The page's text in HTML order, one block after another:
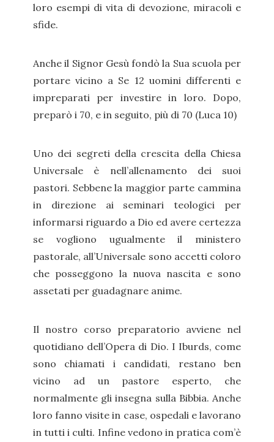
loro esempi di vita di devozione, miracoli e
sfide.
Anche il Signor Gesù fondò la Sua scuola per
portare vicino a Se 12 uomini differenti e
impreparati per investire in loro. Dopo,
preparò i 70, e in seguito, più di 70 (Luca 10)
Uno dei segreti della crescita della Chiesa
Universale è nell’allenamento dei suoi
pastori. Sebbene la maggior parte cammina
in direzione ai seminari teologici per
informarsi riguardo a Dio ed avere certezza
se vogliono ugualmente il ministero
pastorale, all’Universale sono accetti coloro
che posseggono la nuova nascita e sono
assetati per guadagnare anime.
Il nostro corso preparatorio avviene nel
quotidiano dell’Opera di Dio. I Iburds, come
sono chiamati i candidati, restano ben
vicino ad un pastore esperto, che
normalmente gli insegna sulla Bibbia. Anche
loro fanno visite in case, ospedali e lavorano
in tutti i culti. Infine vedono in pratica com’è